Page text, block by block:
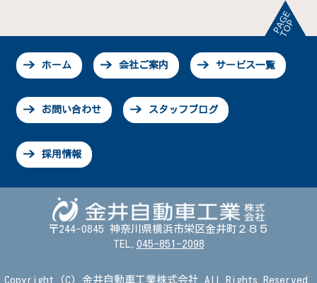
ホーム 会社ご案内 サービス一覧
お問い合わせ スタッフブログ
採用情報
〒244-0845 神奈川県横浜市栄区金井町２８５
TEL. 045-851-2098
Copyright (C) 金井自動車工業株式会社 All Rights Reserved.